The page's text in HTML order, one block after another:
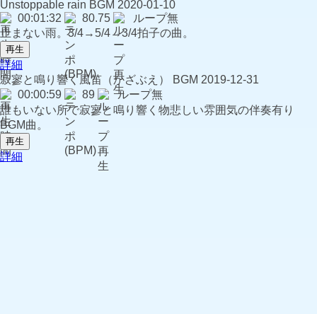
Unstoppable rain BGM 2020-01-10
00:01:32
80.75
ループ無
止まない雨。3/4→5/4→3/4拍子の曲。
再生
詳細
寂寥と鳴り響く風笛（かざぶえ）
BGM 2019-12-31
00:00:59
89
ループ無
誰もいない所で寂寥と鳴り響く物悲しい雰囲気の伴奏有り
BGM曲。
再生
詳細